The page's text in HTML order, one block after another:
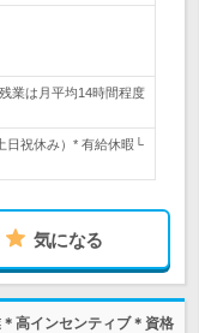
業は月平均14時間程度
祝休み）* 有給休暇└
気になる
高インセンティブ＊資格